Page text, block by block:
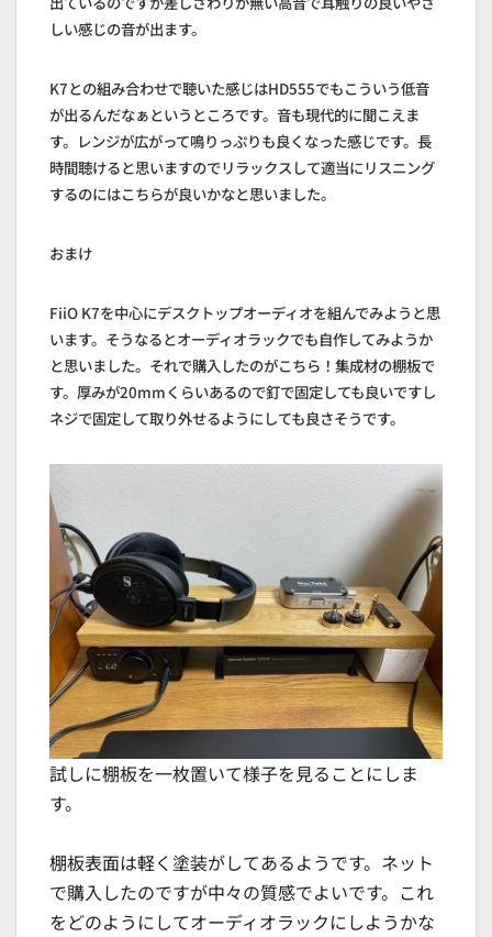
しい感じの音が出ます。
K7との組み合わせで聴いた感じはHD555でもこういう低音
が出るんだなぁというところです。音も現代的に聞こえま
す。レンジが広がって鳴りっぷりも良くなった感じです。長
時間聴けると思いますのでリラックスして適当にリスニング
するのにはこちらが良いかなと思いました。
おまけ
FiiO K7を中心にデスクトップオーディオを組んでみようと思
います。そうなるとオーディオラックでも自作してみようか
と思いました。それで購入したのがこちら！集成材の棚板で
す。厚みが20mmくらいあるので釘で固定しても良いですし
ネジで固定して取り外せるようにしても良さそうです。
試しに棚板を一枚置いて様子を見ることにしま
す。
棚板表面は軽く塗装がしてあるようです。ネット
で購入したのですが中々の質感でよいです。これ
をどのようにしてオーディオラックにしようかな